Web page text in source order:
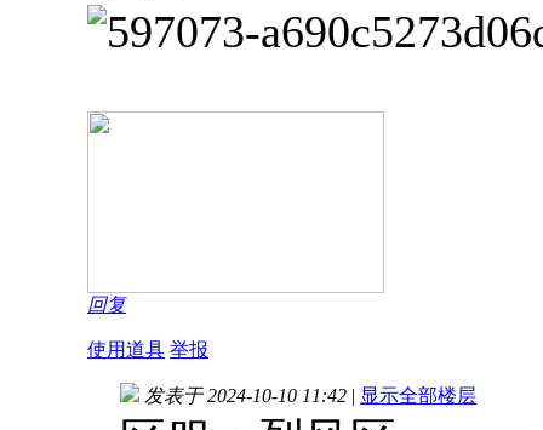
回复
使用道具 举报
发表于 2024-10-10 11:42 | 显示全部楼层